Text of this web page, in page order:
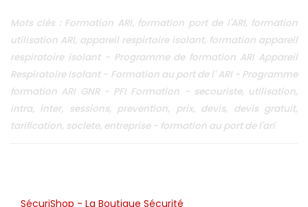
Mots clés : Formation ARI, formation port de l'ARI, formation
utilisation ARI, appareil respirtoire isolant, formation appareil
respiratoire isolant - Programme de formation ARI Appareil
Respiratoire Isolant - Formation au port de l' ARI - Programme
formation ARI GNR - PFI Formation - secouriste, utilisation,
intra, inter, sessions, prevention, prix, devis, devis gratuit,
tarification, societe, entreprise - formation au port de l'ari
SécuriShop - La Boutique Sécurité